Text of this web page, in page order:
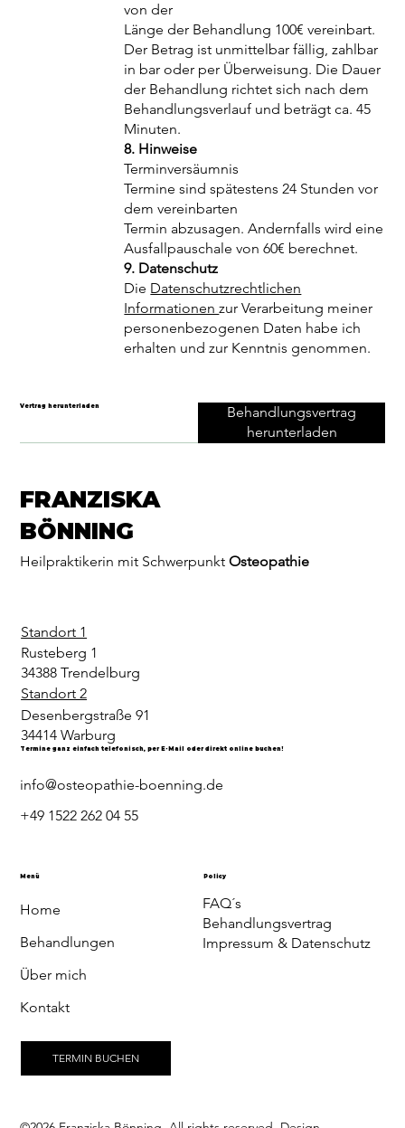
von der
Länge der Behandlung 100€ vereinbart.
Der Betrag ist unmittelbar fällig, zahlbar
in bar oder per Überweisung. Die Dauer
der Behandlung richtet sich nach dem
Behandlungsverlauf und beträgt ca. 45
Minuten.
8. Hinweise
Terminversäumnis
Termine sind spätestens 24 Stunden vor
dem vereinbarten
Termin abzusagen. Andernfalls wird eine
Ausfallpauschale von 60€ berechnet.
9. Datenschutz
Die Datenschutzrechtlichen
Informationenzur Verarbeitung meiner
personenbezogenen Daten habe ich
erhalten und zur Kenntnis genommen.
Vertrag herunterladen
Behandlungsvertrag
herunterladen
FRANZISKA
BÖNNING
Heilpraktikerin mit SchwerpunktOsteopathie
Standort 1
Rusteberg 1
34388 Trendelburg
Standort 2
Desenbergstraße 91
34414 Warburg
Termine ganz einfach telefonisch, per E-Mail oder direkt online buchen!
+49 1522 262 04 55
info@osteopathie-boenning.de
Menü
Home
Behandlungen
Über mich
Kontakt
Policy
FAQ´s
Behandlungsvertrag
Impressum & Datenschutz
TERMIN BUCHEN